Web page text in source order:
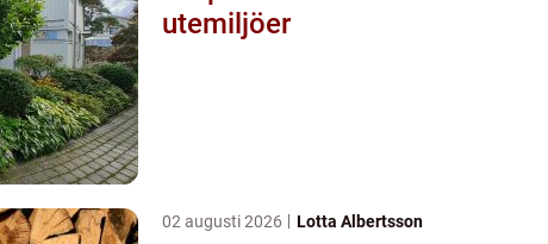
utemiljöer
02 augusti 2026 Lotta Albertsson